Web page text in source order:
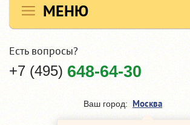
МЕНЮ
Есть вопросы?
+7 (495) 648-64-30
Ваш город: Москва